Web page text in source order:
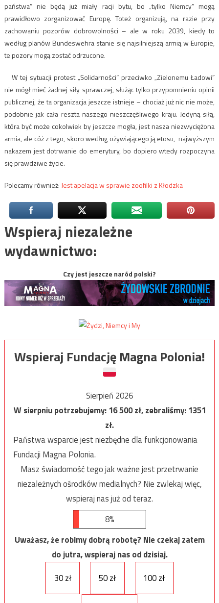
państwa” nie będą już miały racji bytu, bo „tylko Niemcy” mogą
prawidłowo zorganizować Europę. Toteż organizują, na razie przy
zachowaniu pozorów dobrowolności – ale w roku 2039, kiedy to
według planów Bundeswehra stanie się najsilniejszą armią w Europie,
te pozory mogą zostać odrzucone.
W tej sytuacji protest „Solidarności” przeciwko „Zielonemu Ładowi”
nie mógł mieć żadnej siły sprawczej, służąc tylko przypomnieniu opinii
publicznej, że ta organizacja jeszcze istnieje – chociaż już nic nie może,
podobnie jak cała reszta naszego nieszczęśliwego kraju. Jedyną siłą,
która być może cokolwiek by jeszcze mogła, jest nasza niezwyciężona
armia, ale cóż z tego, skoro według ożywiającego ją etosu, najwyższym
nakazem jest dotrwanie do emerytury, bo dopiero wtedy rozpoczyna
się prawdziwe życie.
Polecamy również: Jest apelacja w sprawie zoofilki z Kłodzka
Wspieraj niezależne
wydawnictwo:
Czy jest jeszcze naród polski?
Wspieraj Fundację Magna Polonia!
Sierpień 2026
W sierpniu potrzebujemy:16 500zł, zebraliśmy:1351
zł.
Państwa wsparcie jest niezbędne dla funkcjonowania
Fundacji Magna Polonia.
Masz świadomość tego jak ważne jest przetrwanie
niezależnych ośrodków medialnych? Nie zwlekaj więc,
wspieraj nas już od teraz.
8%
Uważasz, że robimy dobrą robotę? Nie czekaj zatem
do jutra, wspieraj nas od dzisiaj.
30 zł
50 zł 100 zł